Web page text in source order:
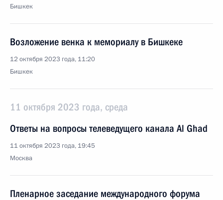
Бишкек
Возложение венка к мемориалу в Бишкеке
12 октября 2023 года, 11:20
Бишкек
11 октября 2023 года, среда
Ответы на вопросы телеведущего канала Al Ghad
11 октября 2023 года, 19:45
Москва
Пленарное заседание международного форума